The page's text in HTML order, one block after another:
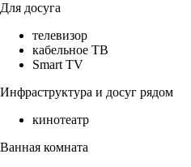
Для досуга
телевизор
кабельное ТВ
Smart TV
Инфраструктура и досуг рядом
кинотеатр
Ванная комната